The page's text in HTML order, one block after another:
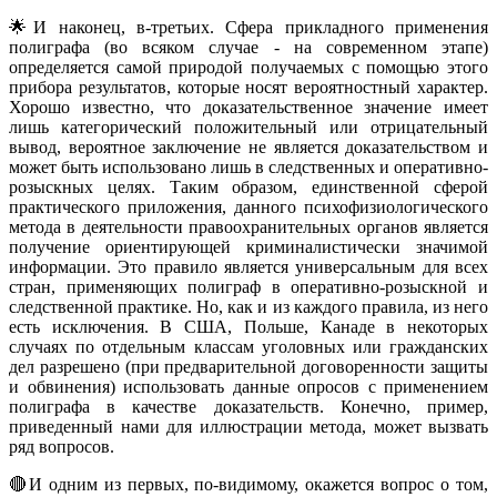
🌟И наконец, в-третьих. Сфера прикладного применения
полиграфа (во всяком случае - на современном этапе)
определяется самой природой получаемых с помощью этого
прибора результатов, которые носят вероятностный характер.
Хорошо известно, что доказательственное значение имеет
лишь категорический положительный или отрицательный
вывод, вероятное заключение не является доказательством и
может быть использовано лишь в следственных и оперативно-
розыскных целях. Таким образом, единственной сферой
практического приложения, данного психофизиологического
метода в деятельности правоохранительных органов является
получение ориентирующей криминалистически значимой
информации. Это правило является универсальным для всех
стран, применяющих полиграф в оперативно-розыскной и
следственной практике. Но, как и из каждого правила, из него
есть исключения. В США, Польше, Канаде в некоторых
случаях по отдельным классам уголовных или гражданских
дел разрешено (при предварительной договоренности защиты
и обвинения) использовать данные опросов с применением
полиграфа в качестве доказательств. Конечно, пример,
приведенный нами для иллюстрации метода, может вызвать
ряд вопросов.
🔴И одним из первых, по-видимому, окажется вопрос о том,